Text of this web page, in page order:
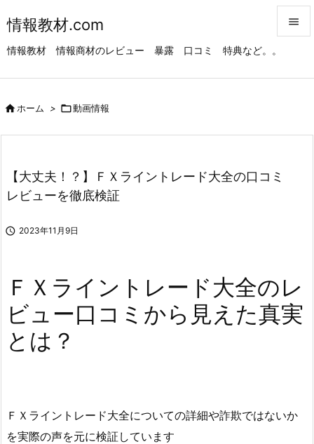
情報教材.com
情報教材 情報商材のレビュー 暴露 口コミ 特典など。。

前へ
ホーム > 動画情報
【大丈夫！？】ＦＸライントレード大全の口コミ
レビューを徹底検証
 2023年11月9日
ＦＸライントレード大全のレ
ビュー口コミから見えた真実
とは？
ＦＸライントレード大全についての詳細や詐欺ではないか
を実際の声を元に検証しています